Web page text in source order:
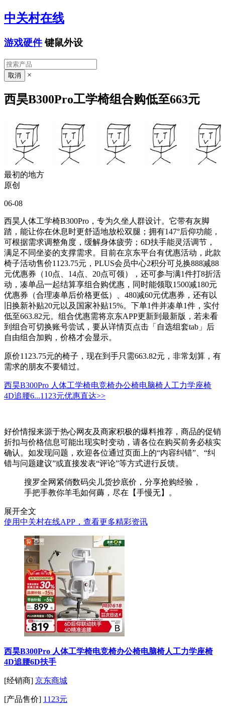
中关村在线
游戏硬件 键鼠外设
×
西昊B300Pro工学椅组合购低至663元
最初的地方
原创
06-08
西昊人体工学椅B300Pro，专为久坐人群设计。它带有灰脚
踏，能让你在休息时更舒适地放松双腿；拥有147°后仰功能，
可根据需求调整角度，缓解身体疲劳；6D扶手能灵活调节，
满足不同坐姿的支撑需求。目前在京东平台有优惠活动，此款
椅子活动售价1123.75元，PLUS会员中心2积分可兑换888减88
元优惠券（10点、14点、20点可领），还可参与满1件打8折活
动，凑单品一起结算享组合购优惠，同时能领取1500减180元
优惠券（合理凑单后价格更低）、480减60元优惠券，还有以
旧换新补贴20元以及国家补贴15%。下单1件并凑单1件，实付
低至663.82元。组合优惠需将京东APP更新到最新版，若未看
到组合可切换账号尝试，要从详情页点击「自选组套tab」后
自由组合加购，价格才会显示。
原价1123.75元的椅子，现在到手只需663.82元，非常划算，有
需求的朋友不要错过。
西昊B300Pro 人体工学椅电竞椅办公椅电脑椅人工力学座椅
4D追腰6...1123元优惠直达>>
好价情报来源于热心网友及商家积极的爆料推荐，商品的促销
折扣与价格信息可能出现实时变动，请各位在购买前务必核实
确认。如发现问题，欢迎各位通过页面上的“内容纠错”、“纠
错与问题建议”或直接发表“评论”等方式进行反馈。
搜罗全网紧俏数码尖儿货抄底价，分享抢购经验，
手把手教你羊毛如何薅，尽在【手慢无】。
展开全文
使用中关村在线APP，查看更多精彩资讯
西昊B300Pro 人体工学椅电竞椅办公椅电脑椅人工力学座椅
4D追腰6D扶手
[经销商] 京东商城
[产品售价] 1123元